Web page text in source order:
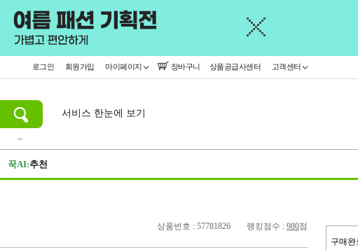
로그인 회원가입 마이페이지 장바구니 상품공급사센터 고객센터
23
서비스 한눈에 보기
꾹AI:추천
구매완
상품번호 : 57781826 랭킹점수 : 980점